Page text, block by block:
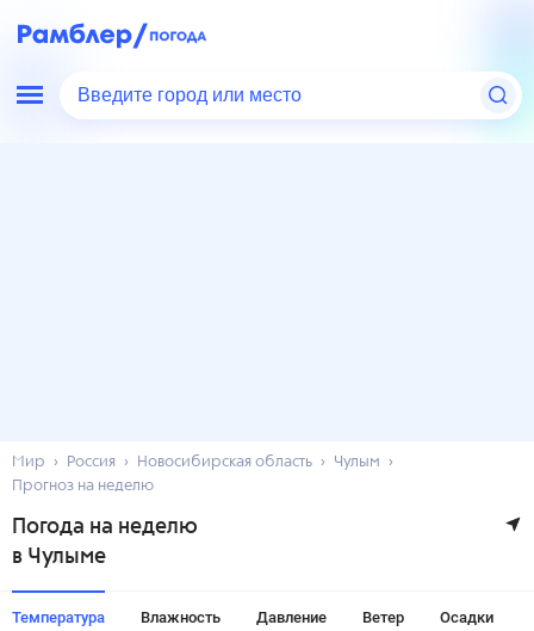
Введите город или место
Мир Россия Новосибирская область
Чулым
Прогноз на неделю
Погода на неделю
в Чулыме
Температура Влажность Давление Ветер Осадки